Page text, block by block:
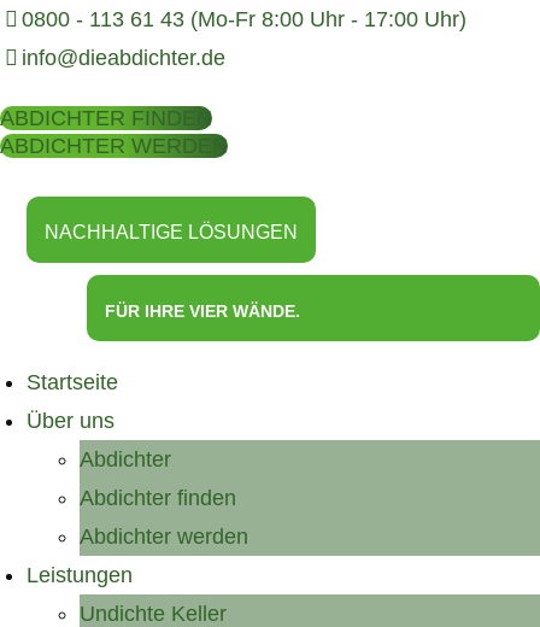
0800 - 113 61 43 (Mo-Fr 8:00 Uhr - 17:00 Uhr)
info@dieabdichter.de
ABDICHTER FINDEN
ABDICHTER WERDEN
NACHHALTIGE LÖSUNGEN
FÜR IHRE VIER WÄNDE.
Startseite
Über uns
Abdichter
Abdichter finden
Abdichter werden
Leistungen
Undichte Keller